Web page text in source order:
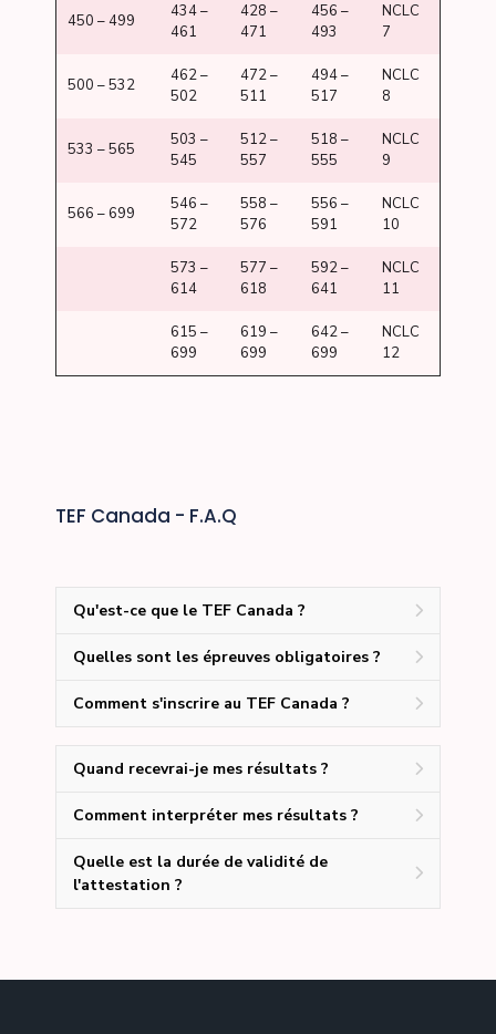
450 – 499
434 –
461
428 –
471
456 –
493
NCLC
7
500 – 532
462 –
502
472 –
511
494 –
517
NCLC
8
533 – 565
503 –
545
512 –
557
518 –
555
NCLC
9
566 – 699
546 –
572
558 –
576
556 –
591
NCLC
10
573 –
614
577 –
618
592 –
641
NCLC
11
615 –
699
619 –
699
642 –
699
NCLC
12
TEF Canada - F.A.Q
Qu'est-ce que le TEF Canada ?
Quelles sont les épreuves obligatoires ?
Comment s'inscrire au TEF Canada ?
Quand recevrai-je mes résultats ?
Comment interpréter mes résultats ?
Quelle est la durée de validité de
l'attestation ?